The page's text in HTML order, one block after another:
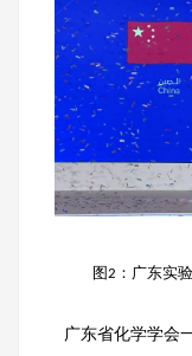
图2 ：广东实
广东省化学学会